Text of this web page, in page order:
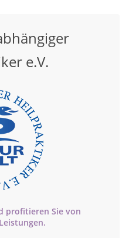
e.V.
profitieren Sie von
Leistungen.